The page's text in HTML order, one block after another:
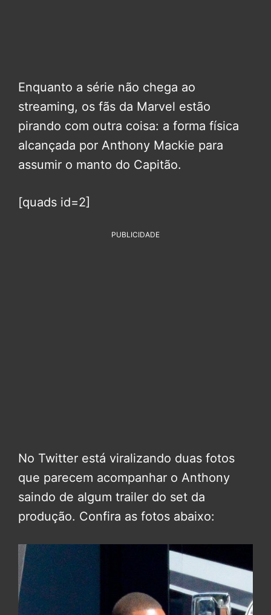
Enquanto a série não chega ao
streaming, os fãs da Marvel estão
pirando com outra coisa: a forma física
alcançada por Anthony Mackie para
assumir o manto do Capitão.
[quads id=2]
PUBLICIDADE
No Twitter está viralizando duas fotos
que parecem acompanhar o Anthony
saindo de algum trailer do set da
produção. Confira as fotos abaixo: